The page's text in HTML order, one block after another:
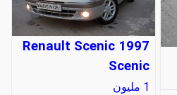
Renault Scenic 1997
Scenic
1 مليون